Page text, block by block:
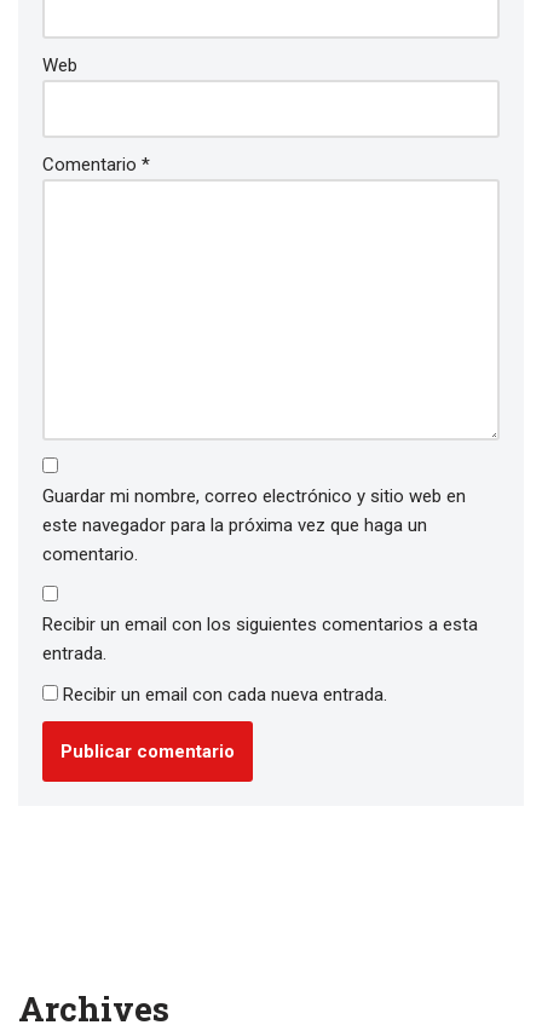
Web
Comentario *
Guardar mi nombre, correo electrónico y sitio web en
este navegador para la próxima vez que haga un
comentario.
Recibir un email con los siguientes comentarios a esta
entrada.
Recibir un email con cada nueva entrada.
Archives